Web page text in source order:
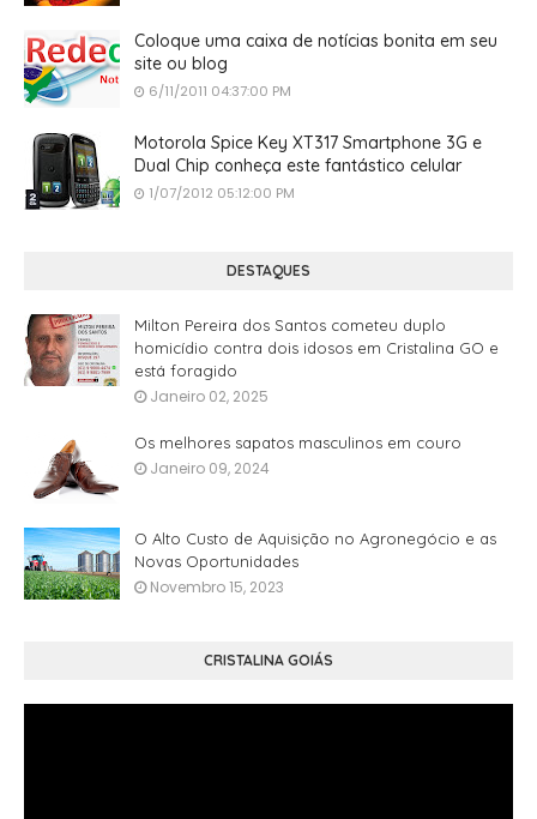
Coloque uma caixa de notícias bonita em seu
site ou blog
6/11/2011 04:37:00 PM
Motorola Spice Key XT317 Smartphone 3G e
Dual Chip conheça este fantástico celular
1/07/2012 05:12:00 PM
DESTAQUES
Milton Pereira dos Santos cometeu duplo
homicídio contra dois idosos em Cristalina GO e
está foragido
Janeiro 02, 2025
Os melhores sapatos masculinos em couro
Janeiro 09, 2024
O Alto Custo de Aquisição no Agronegócio e as
Novas Oportunidades
Novembro 15, 2023
CRISTALINA GOIÁS